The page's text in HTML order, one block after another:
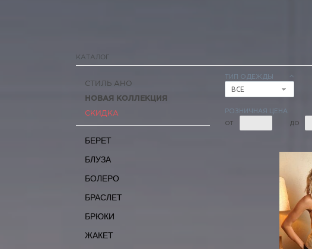
КАТАЛОГ
ТИП ОДЕЖДЫ
ВСЕ
РОЗНИЧНАЯ ЦЕНА
ОТ ДО
СТИЛЬ АНО
НОВАЯ КОЛЛЕКЦИЯ
СКИДКА
БЕРЕТ
БЛУЗА
БОЛЕРО
БРАСЛЕТ
БРЮКИ
ЖАКЕТ